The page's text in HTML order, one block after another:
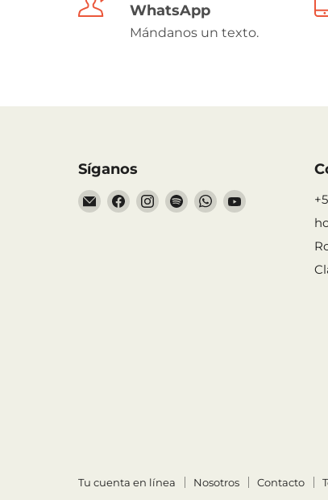
WhatsApp
Mándanos un texto.
Síganos
Encuéntrenos
Encuéntrenos
Encuéntrenos
Encuéntrenos
Encuéntrenos
Encuéntrenos
Tu cuenta en línea Nosotros Contacto